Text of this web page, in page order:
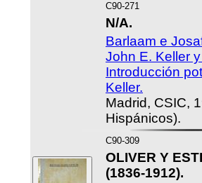
C90-271
N/A.
Barlaam e
John E. Keller
Introducción
Keller.
Madrid, CSIC,
Hispánicos).
C90-309
OLIVER Y
(1836-1912).